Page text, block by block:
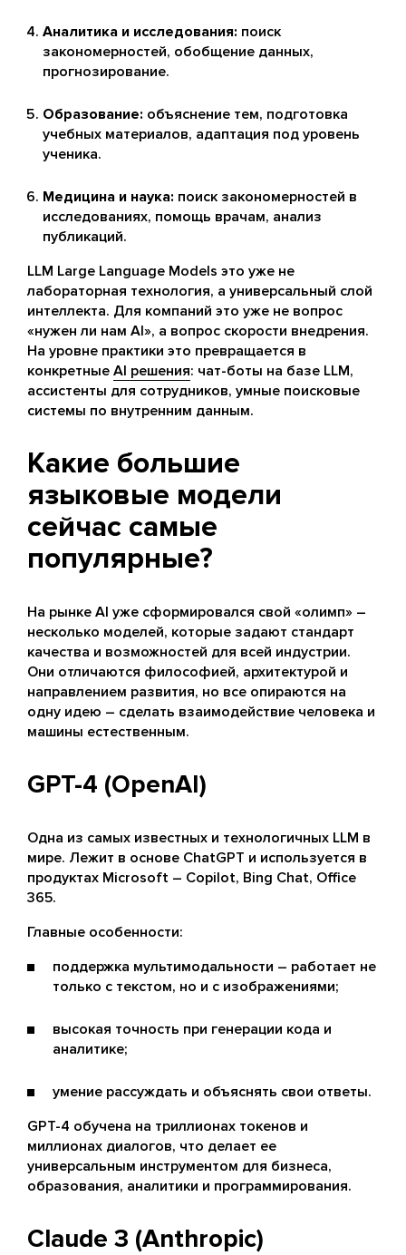
Аналитика и исследования: поиск
закономерностей, обобщение данных,
прогнозирование.
Образование: объяснение тем, подготовка
учебных материалов, адаптация под уровень
ученика.
Медицина и наука: поиск закономерностей в
исследованиях, помощь врачам, анализ
публикаций.
LLM Large Language Models это уже не
лабораторная технология, а универсальный слой
интеллекта. Для компаний это уже не вопрос
«нужен ли нам AI», а вопрос скорости внедрения.
На уровне практики это превращается в
конкретные AI решения: чат-боты на базе LLM,
ассистенты для сотрудников, умные поисковые
системы по внутренним данным.
Какие большие
языковые модели
сейчас самые
популярные?
На рынке AI уже сформировался свой «олимп» –
несколько моделей, которые задают стандарт
качества и возможностей для всей индустрии.
Они отличаются философией, архитектурой и
направлением развития, но все опираются на
одну идею – сделать взаимодействие человека и
машины естественным.
GPT-4 (OpenAI)
Одна из самых известных и технологичных LLM в
мире. Лежит в основе ChatGPT и используется в
продуктах Microsoft – Copilot, Bing Chat, Office
365.
Главные особенности:
поддержка мультимодальности – работает не
только с текстом, но и с изображениями;
высокая точность при генерации кода и
аналитике;
умение рассуждать и объяснять свои ответы.
GPT-4 обучена на триллионах токенов и
миллионах диалогов, что делает ее
универсальным инструментом для бизнеса,
образования, аналитики и программирования.
Claude 3 (Anthropic)